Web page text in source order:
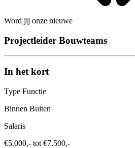
Word jij onze nieuwe
Projectleider Bouwteams
In het kort
Type Functie
Binnen Buiten
Salaris
€5.000,- tot €7.500,-